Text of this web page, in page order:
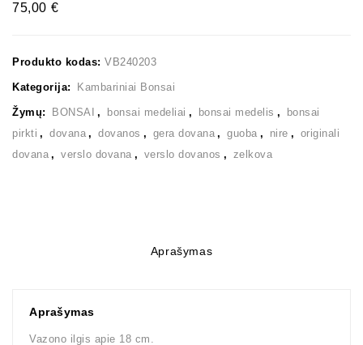
75,00 €
Produkto kodas: VB240203
Kategorija: Kambariniai Bonsai
Žymų: BONSAI , bonsai medeliai , bonsai medelis ,
bonsai
pirkti , dovana , dovanos , gera dovana , guoba , nire , originali
dovana , verslo dovana , verslo dovanos , zelkova
Aprašymas
Aprašymas
Vazono ilgis apie 18 cm.